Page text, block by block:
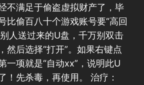
不满足于偷盗虚拟财产了，毕
比偷百八十个游戏账号要“高回
人送过来的U盘，千万别双击
然后选择“打开”。如果右键点
一项就是“自动xx”，说明此U
！先杀毒，再使用。 治疗：